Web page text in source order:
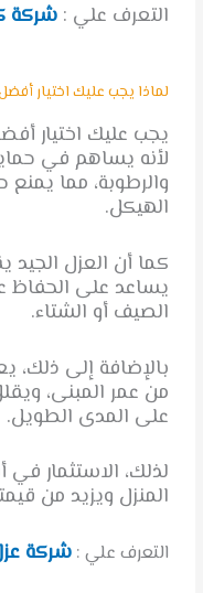
التعرف علي :شركة
لماذا يجب عليك اختيار
يجب عليك اختيار
لأنه يساهم في
والرطوبة، مما
الهيكل.
كما أن العزل
يساعد على الحفاظ
الصيف أو الشتاء.
بالإضافة إلى ذلك،
من عمر المبنى،
على المدى الطويل.
لذلك، الاستثمار
المنزل ويزيد من
التعرف علي :شركة